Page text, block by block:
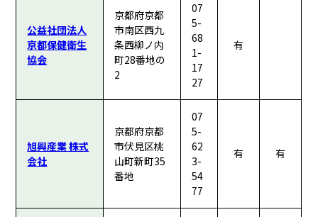
公益社団法人
京都保健衛生
協会
京都府京都
市南区西九
条西柳ノ内
町28番地の
2
07
5-
68
1-
17
27
有
旭興産業 株式
会社
京都府京都
市伏見区桃
山町新町35
番地
07
5-
62
3-
54
77
有 有